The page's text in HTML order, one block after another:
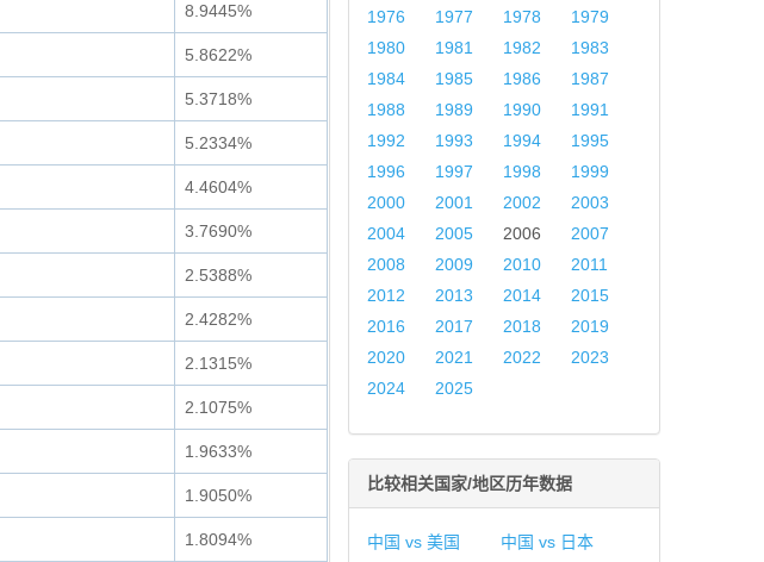
8.9445%
5.8622%
5.3718%
5.2334%
4.4604%
3.7690%
2.5388%
2.4282%
2.1315%
2.1075%
1.9633%
1.9050%
1.8094%
1976
1977 1978
1979
1980
1981 1982
1983
1984
1985 1986
1987
1988
1989 1990
1991
1992
1993 1994
1995
1996
1997 1998
1999
2000
2001 2002
2003
2004
2005 2006
2007
2008
2009 2010
2011
2012
2013 2014
2015
2016
2017 2018
2019
2020
2021 2022
2023
2024
2025
比较相关国家/地区历年数据
中国 vs 美国
中国 vs 日本